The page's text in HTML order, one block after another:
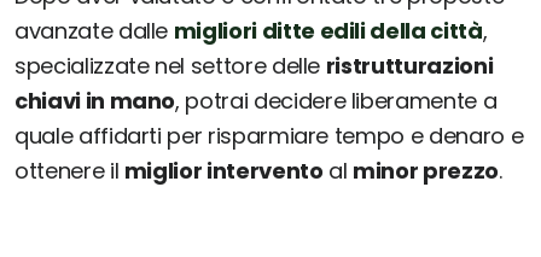
avanzate dalle migliori ditte edili della città,
specializzate nel settore delle ristrutturazioni
chiavi in mano, potrai decidere liberamente a
quale affidarti per risparmiare tempo e denaro e
ottenere il miglior intervento al minor prezzo.